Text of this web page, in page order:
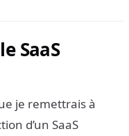
SaaS
je remettrais à
d’un SaaS